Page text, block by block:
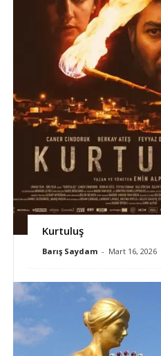
Kurtuluş
Barış Saydam - Mart 16, 2026